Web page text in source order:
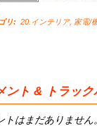
リ: 20.インテリア, 家電/
ント & トラック
トはまだありません